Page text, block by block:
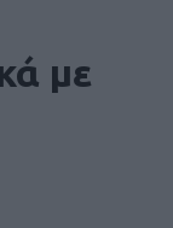
με